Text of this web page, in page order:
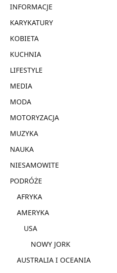
INFORMACJE
KARYKATURY
KOBIETA
KUCHNIA
LIFESTYLE
MEDIA
MODA
MOTORYZACJA
MUZYKA
NAUKA
NIESAMOWITE
PODRÓŻE
AFRYKA
AMERYKA
USA
NOWY JORK
AUSTRALIA I OCEANIA